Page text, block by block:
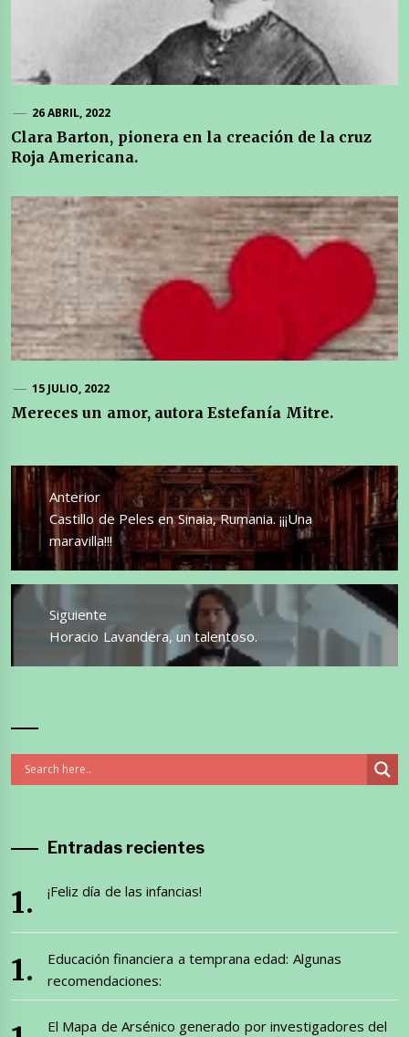
26 ABRIL, 2022
Clara Barton, pionera en la creación de la cruz
Roja Americana.
15 JULIO, 2022
Mereces un amor, autora Estefanía Mitre.
Navegación
de
entradas
Anterior
Entrada
anterior:
Castillo de Peles en Sinaia, Rumania. ¡¡¡Una
maravilla!!!
Siguiente
Entrada
siguiente:
Horacio Lavandera, un talentoso.
Entradas recientes
¡Feliz día de las infancias!
Educación financiera a temprana edad: Algunas
recomendaciones:
El Mapa de Arsénico generado por investigadores del